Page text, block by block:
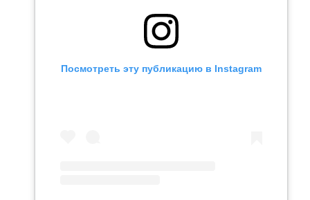
Посмотреть эту публикацию в Instagram